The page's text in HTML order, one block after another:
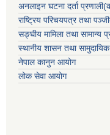
अनलाइन घटना दर्ता
राष्ट्रिय परिचयपत्र तथा
सङ्घीय मामिला तथा सामान्य
स्थानीय शासन तथा
नेपाल कानुन आयोग
लोक सेवा आयोग